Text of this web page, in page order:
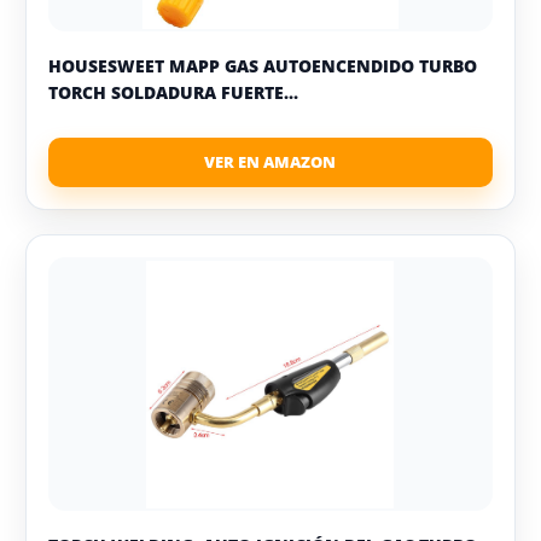
HOUSESWEET MAPP GAS AUTOENCENDIDO TURBO
TORCH SOLDADURA FUERTE...